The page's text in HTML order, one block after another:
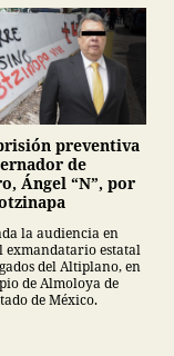
preventiva
de
Ángel “N”, por
la audiencia en
exmandatario estatal
del Altiplano, en
de Almoloya de
de México.